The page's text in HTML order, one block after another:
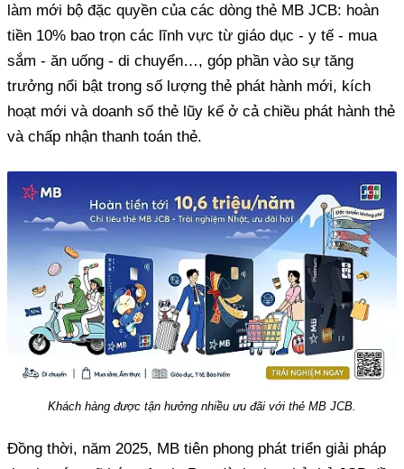
làm mới bộ đặc quyền của các dòng thẻ MB JCB: hoàn
tiền 10% bao trọn các lĩnh vực từ giáo dục - y tế - mua
sắm - ăn uống - di chuyển…, góp phần vào sự tăng
trưởng nổi bật trong số lượng thẻ phát hành mới, kích
hoạt mới và doanh số thẻ lũy kế ở cả chiều phát hành thẻ
và chấp nhận thanh toán thẻ.
Khách hàng được tận hưởng nhiều ưu đãi với thẻ MB JCB.
Đồng thời, năm 2025, MB tiên phong phát triển giải pháp